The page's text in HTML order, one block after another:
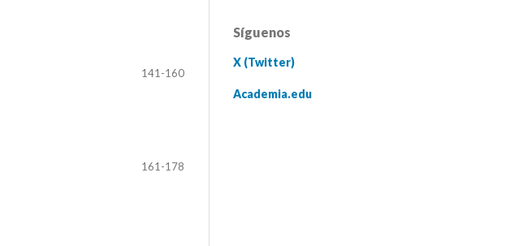
141-160
161-178
Síguenos
X (Twitter)
Academia.edu